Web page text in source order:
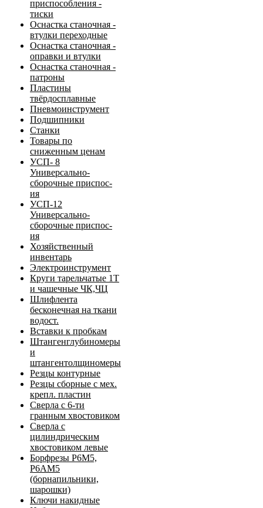
приспособления -
тиски
Оснастка станочная -
втулки переходные
Оснастка станочная -
оправки и втулки
Оснастка станочная -
патроны
Пластины
твёрдосплавные
Пневмоинструмент
Подшипники
Станки
Товары по
сниженным ценам
УСП- 8
Универсально-
сборочные приспос-
ия
УСП-12
Универсально-
сборочные приспос-
ия
Хозяйственный
инвентарь
Электроинструмент
Круги тарельчатые 1Т
и чашечные ЧК,ЧЦ
Шлифлента
бесконечная на ткани
водост.
Вставки к пробкам
Штангенглубиномеры
и
штангентолщиномеры
Резцы контурные
Резцы сборные с мех.
крепл. пластин
Сверла с 6-ти
гранным хвостовиком
Сверла с
цилиндрическим
хвостовиком левые
Борфрезы Р6М5,
Р6АМ5
(борнапильники,
шарошки)
Ключи накидные